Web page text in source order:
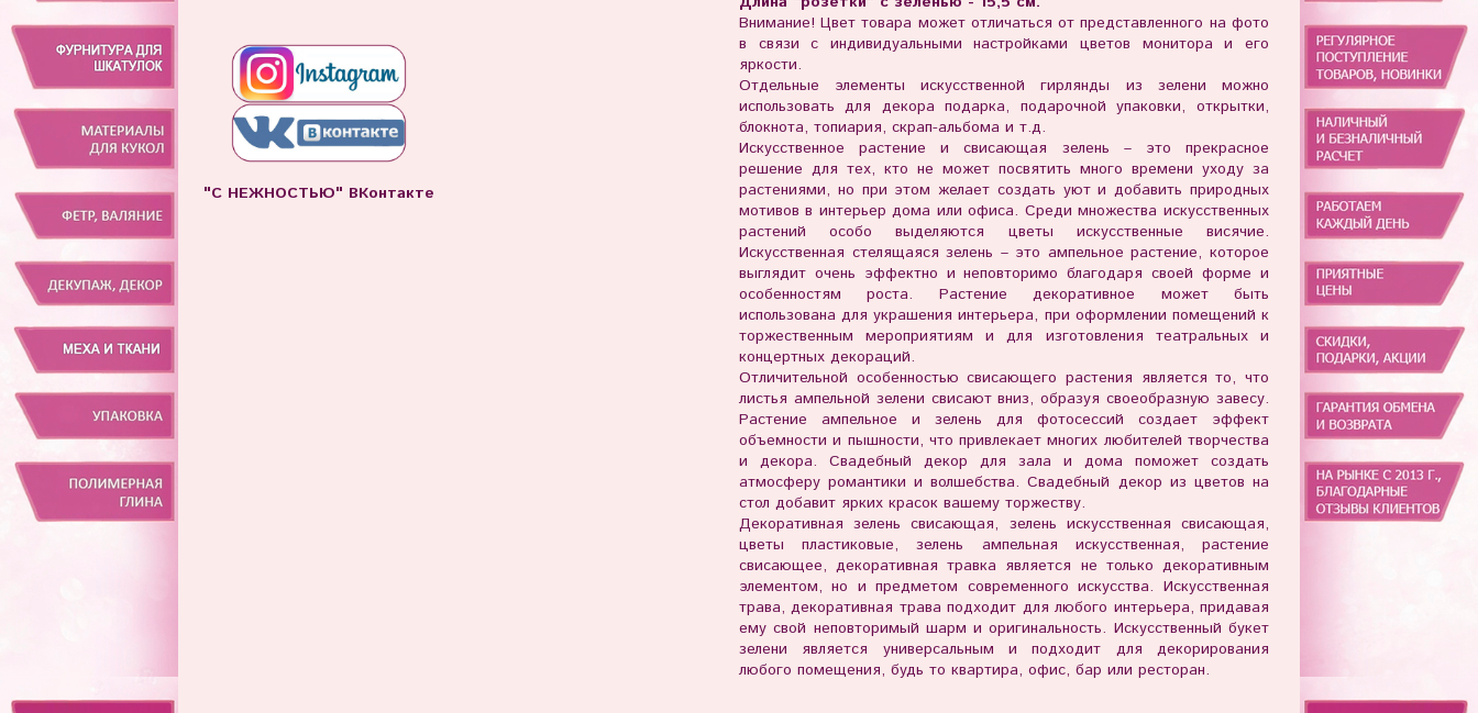
Внимание! Цвет товара может отличаться от представленного на фото
в связи с индивидуальными настройками цветов монитора и его
яркости.
Отдельные элементы искусственной гирлянды из зелени можно
использовать для декора подарка, подарочной упаковки, открытки,
блокнота, топиария, скрап-альбома и т.д.
Искусственное растение и свисающая зелень – это прекрасное
решение для тех, кто не может посвятить много времени уходу за
растениями, но при этом желает создать уют и добавить природных
мотивов в интерьер дома или офиса. Среди множества искусственных
растений особо выделяются цветы искусственные висячие.
Искусственная стелящаяся зелень – это ампельное растение, которое
выглядит очень эффектно и неповторимо благодаря своей форме и
особенностям роста. Растение декоративное может быть
использована для украшения интерьера, при оформлении помещений к
торжественным мероприятиям и для изготовления театральных и
концертных декораций.
Отличительной особенностью свисающего растения является то, что
листья ампельной зелени свисают вниз, образуя своеобразную завесу.
Растение ампельное и зелень для фотосессий создает эффект
объемности и пышности, что привлекает многих любителей творчества
и декора. Свадебный декор для зала и дома поможет создать
атмосферу романтики и волшебства. Свадебный декор из цветов на
стол добавит ярких красок вашему торжеству.
Декоративная зелень свисающая, зелень искусственная свисающая,
цветы пластиковые, зелень ампельная искусственная, растение
свисающее, декоративная травка является не только декоративным
элементом, но и предметом современного искусства. Искусственная
трава, декоративная трава подходит для любого интерьера, придавая
ему свой неповторимый шарм и оригинальность. Искусственный букет
зелени является универсальным и подходит для декорирования
любого помещения, будь то квартира, офис, бар или ресторан.
"С НЕЖНОСТЬЮ" ВКонтакте